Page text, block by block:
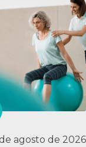
agosto de 2026